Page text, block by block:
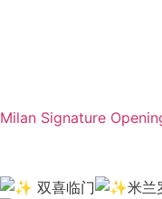
Milan Signature
双喜临门
米兰